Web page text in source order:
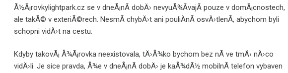
Å½Ã¡rovkylightpark.cz se v dneÅ¡nÃ­ dobÄ› nevyuÅ¾Ã­vajÃ­ pouze v domÃ¡cnostech,
ale takÃ© v exteriÃ©rech. NesmÃ­ chybÄ›t ani pouliÄnÃ­ osvÄ›tlenÃ­, abychom byli
schopni vidÄ›t na cestu.
Kdyby takovÃ¡ Å¾Ã¡rovka neexistovala, tÄ›Å¾ko bychom bez nÃ­ ve tmÄ› nÄ›co
vidÄ›li. Je sice pravda, Å¾e v dneÅ¡nÃ­ dobÄ› je kaÅ¾dÃ½ mobilnÃ­ telefon vybaven